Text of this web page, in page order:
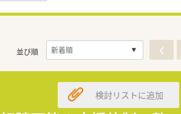
並び順
検討リストに追加